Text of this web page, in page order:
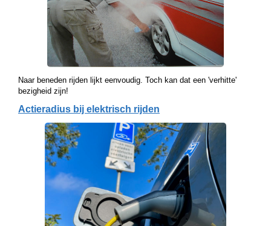
Naar beneden rijden lijkt eenvoudig. Toch kan dat een 'verhitte'
bezigheid zijn!
Actieradius bij elektrisch rijden